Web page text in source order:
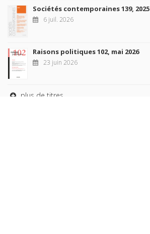
Sociétés contemporaines 139, 2025
6 juil. 2026
Raisons politiques 102, mai 2026
23 juin 2026
plus de titres